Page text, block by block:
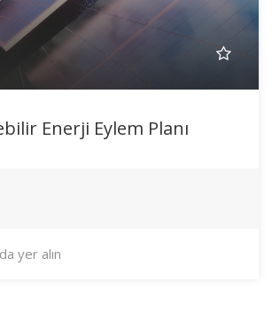
Enerji Eylem Planı
yer alın